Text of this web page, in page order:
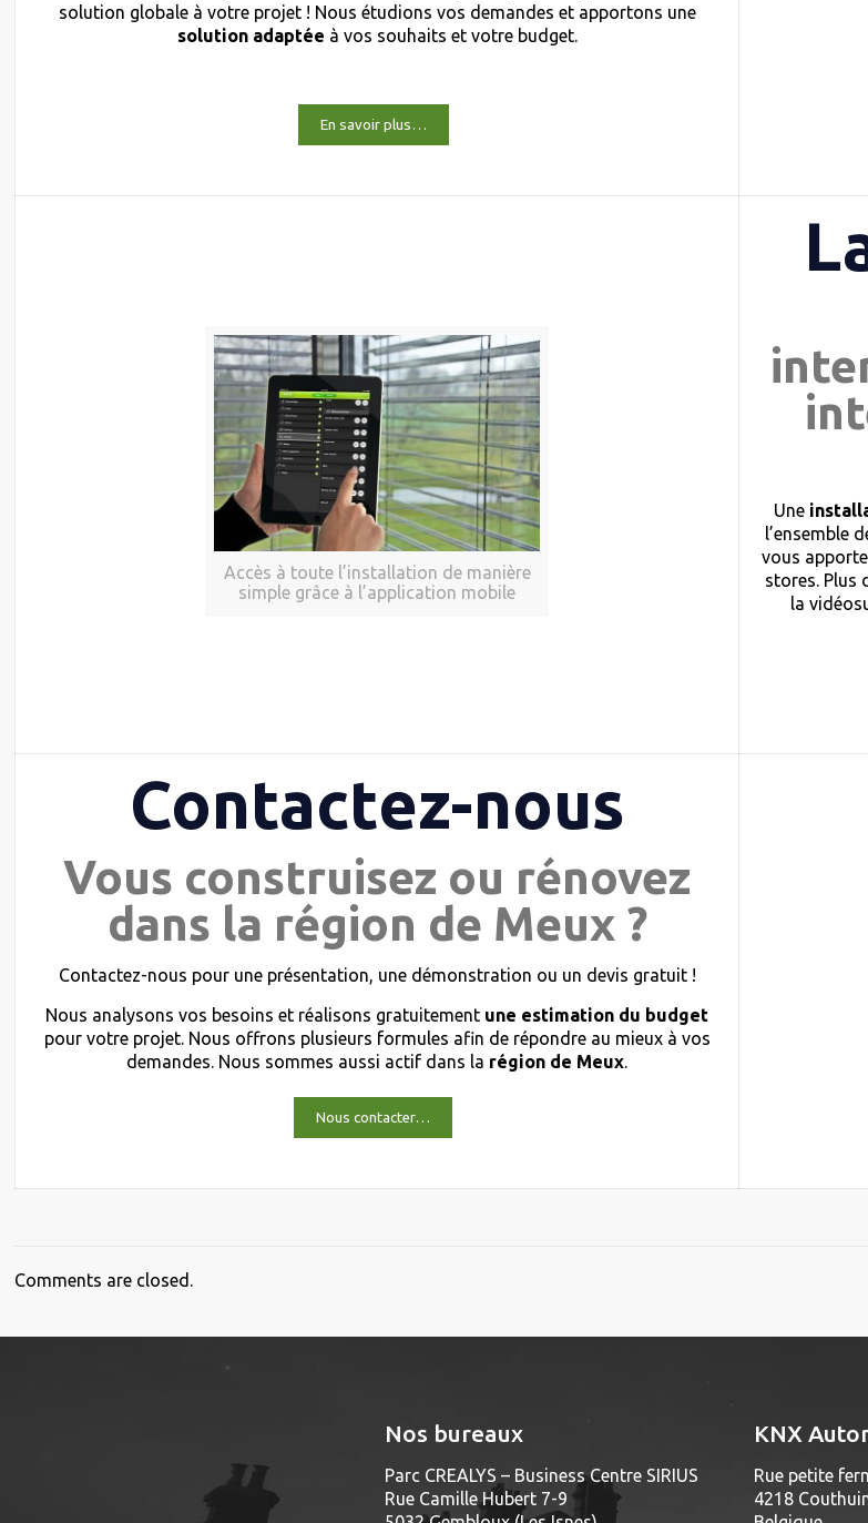
solution globale à votre projet ! Nous étudions vos demandes et apportons une
solution adaptée à vos souhaits et votre budget.
En savoir plus…
Accès à toute l’installation de manière
simple grâce à l’application mobile
Une
l’ensemble
vous
stores. Plus
la
Contactez-nous
Vous construisez ou rénovez
dans la région de Meux ?
Contactez-nous pour une présentation, une démonstration ou un devis gratuit !
Nous analysons vos besoins et réalisons gratuitement une estimation du budget
pour votre projet. Nous offrons plusieurs formules afin de répondre au mieux à vos
demandes. Nous sommes aussi actif dans la région de Meux.
Nous contacter…
Comments are closed.
Nos bureaux
Parc CREALYS – Business Centre SIRIUS
Rue Camille Hubert 7-9
KNX
Rue petite
4218